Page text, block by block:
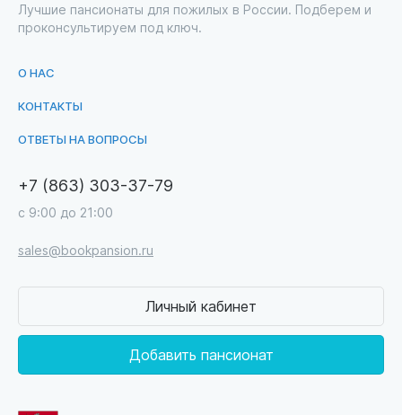
Лучшие пансионаты для пожилых в России. Подберем и
проконсультируем под ключ.
О НАС
КОНТАКТЫ
ОТВЕТЫ НА ВОПРОСЫ
+7 (863) 303-37-79
с 9:00 до 21:00
sales@bookpansion.ru
Личный кабинет
Добавить пансионат